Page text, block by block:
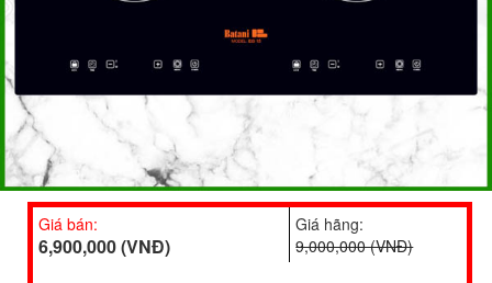
Giá bán:
6,900,000 (VNĐ)
Giá hãng:
9,000,000 (VNĐ)